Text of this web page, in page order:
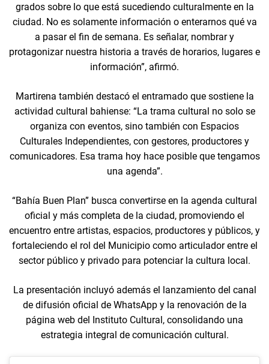
grados sobre lo que está sucediendo culturalmente en la
ciudad. No es solamente información o enterarnos qué va
a pasar el fin de semana. Es señalar, nombrar y
protagonizar nuestra historia a través de horarios, lugares e
información”, afirmó.
Martirena también destacó el entramado que sostiene la
actividad cultural bahiense: “La trama cultural no solo se
organiza con eventos, sino también con Espacios
Culturales Independientes, con gestores, productores y
comunicadores. Esa trama hoy hace posible que tengamos
una agenda”.
“Bahía Buen Plan” busca convertirse en la agenda cultural
oficial y más completa de la ciudad, promoviendo el
encuentro entre artistas, espacios, productores y públicos, y
fortaleciendo el rol del Municipio como articulador entre el
sector público y privado para potenciar la cultura local.
La presentación incluyó además el lanzamiento del canal
de difusión oficial de WhatsApp y la renovación de la
página web del Instituto Cultural, consolidando una
estrategia integral de comunicación cultural.